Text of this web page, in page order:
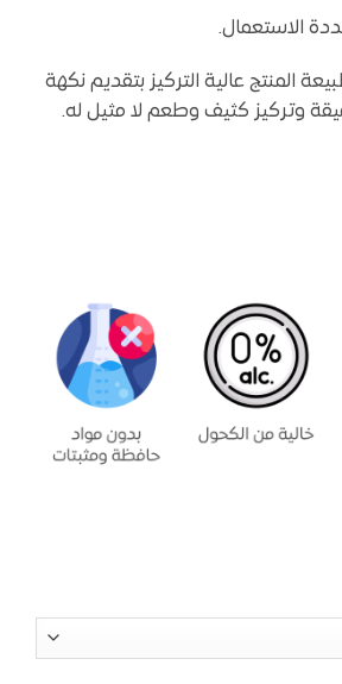
الاستعمال.
المنتج عالية التركيز بتقديم نكهة
وتركيز كثيف وطعم لا مثيل له.